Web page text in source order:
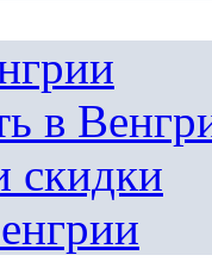
в
скидки